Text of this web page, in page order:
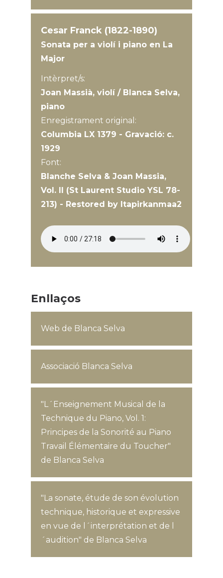
Cesar Franck (1822-1890)
Sonata per a violí i piano en La
Major
Intèrpret/s:
Joan Massià, violí / Blanca Selva,
piano
Enregistrament original:
Columbia LX 1379 - Gravació: c.
1929
Font:
Blanche Selva & Joan Massia,
Vol. II (St Laurent Studio YSL 78-
213) - Restored by Itapirkanmaa2
Enllaços
Web de Blanca Selva
Associació Blanca Selva
"L´Enseignement Musical de la
Technique du Piano, Vol. 1:
Principes de la Sonorité au Piano
Travail Élémentaire du Toucher"
de Blanca Selva
"La sonate, étude de son évolution
technique, historique et expressive
en vue de l´interprétation et de l
´audition" de Blanca Selva